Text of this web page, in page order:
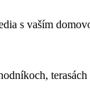
s vaším